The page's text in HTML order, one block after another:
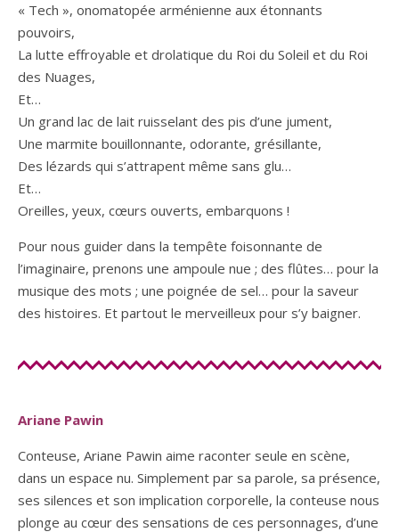
« Tech », onomatopée arménienne aux étonnants
pouvoirs,
La lutte effroyable et drolatique du Roi du Soleil et du Roi
des Nuages,
Et…
Un grand lac de lait ruisselant des pis d’une jument,
Une marmite bouillonnante, odorante, grésillante,
Des lézards qui s’attrapent même sans glu…
Et…
Oreilles, yeux, cœurs ouverts, embarquons !
Pour nous guider dans la tempête foisonnante de
l’imaginaire, prenons une ampoule nue ; des flûtes… pour la
musique des mots ; une poignée de sel… pour la saveur
des histoires. Et partout le merveilleux pour s’y baigner.
Ariane Pawin
Conteuse, Ariane Pawin aime raconter seule en scène,
dans un espace nu. Simplement par sa parole, sa présence,
ses silences et son implication corporelle, la conteuse nous
plonge au cœur des sensations de ces personnages, d’une